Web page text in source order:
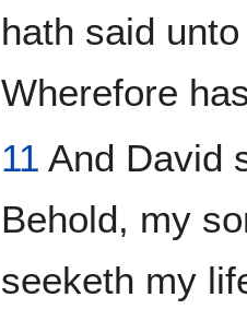
hath said
Wherefore
11 And David
Behold, my
seeketh my